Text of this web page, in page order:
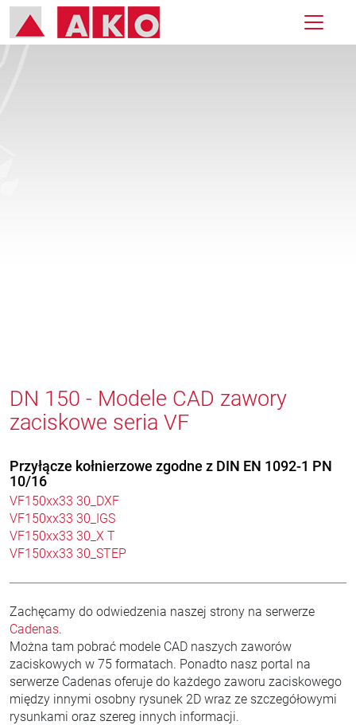
DN 150 - Modele CAD zawory
zaciskowe seria VF
Przyłącze kołnierzowe zgodne z DIN EN 1092-1 PN
10/16
VF150xx33 30_DXF
VF150xx33 30_IGS
VF150xx33 30_X T
VF150xx33 30_STEP
Zachęcamy do odwiedzenia naszej strony na serwerze
Cadenas.
Można tam pobrać modele CAD naszych zaworów
zaciskowych w 75 formatach. Ponadto nasz portal na
serwerze Cadenas oferuje do każdego zaworu zaciskowego
między innymi osobny rysunek 2D wraz ze szczegółowymi
rysunkami oraz szereg innych informacji.